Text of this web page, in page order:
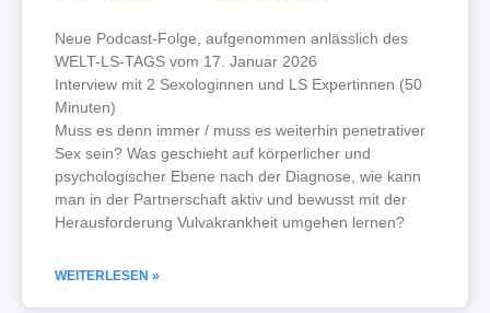
Neue Podcast-Folge, aufgenommen anlässlich des
WELT-LS-TAGS vom 17. Januar 2026
Interview mit 2 Sexologinnen und LS Expertinnen (50
Minuten)
Muss es denn immer / muss es weiterhin penetrativer
Sex sein? Was geschieht auf körperlicher und
psychologischer Ebene nach der Diagnose, wie kann
man in der Partnerschaft aktiv und bewusst mit der
Herausforderung Vulvakrankheit umgehen lernen?
WEITERLESEN »